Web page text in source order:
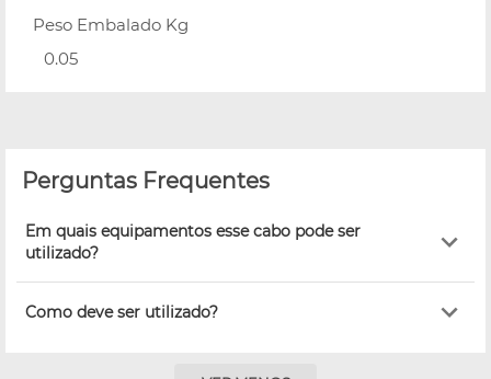
Peso Embalado Kg
0.05
Perguntas Frequentes
Em quais equipamentos esse cabo pode ser
utilizado?
Como deve ser utilizado?